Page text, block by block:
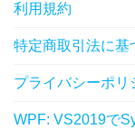
利用規約
特定商取引法に基
プライバシーポリ
WPF: VS2019で